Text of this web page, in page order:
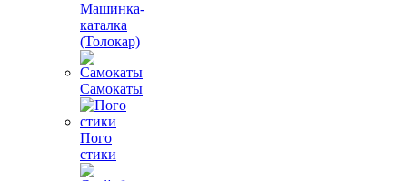
Машинка-
каталка
(Толокар)
Самокаты
Пого
стики